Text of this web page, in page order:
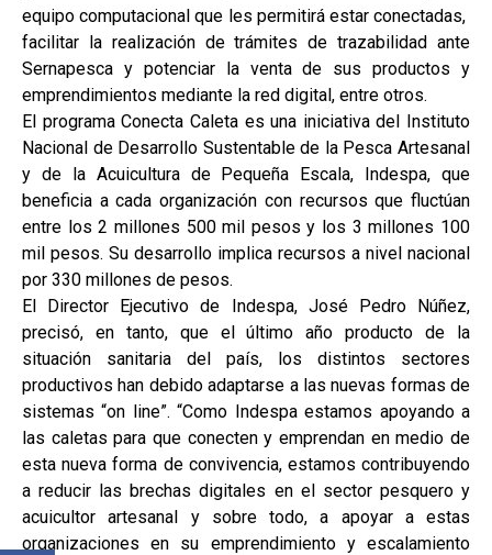
equipo computacional que les permitirá estar conectadas,
facilitar la realización de trámites de trazabilidad ante
Sernapesca y potenciar la venta de sus productos y
emprendimientos mediante la red digital, entre otros.
El programa Conecta Caleta es una iniciativa del Instituto
Nacional de Desarrollo Sustentable de la Pesca Artesanal
y de la Acuicultura de Pequeña Escala, Indespa, que
beneficia a cada organización con recursos que fluctúan
entre los 2 millones 500 mil pesos y los 3 millones 100
mil pesos. Su desarrollo implica recursos a nivel nacional
por 330 millones de pesos.
El Director Ejecutivo de Indespa, José Pedro Núñez,
precisó, en tanto, que el último año producto de la
situación sanitaria del país, los distintos sectores
productivos han debido adaptarse a las nuevas formas de
sistemas “on line”. “Como Indespa estamos apoyando a
las caletas para que conecten y emprendan en medio de
esta nueva forma de convivencia, estamos contribuyendo
a reducir las brechas digitales en el sector pesquero y
acuicultor artesanal y sobre todo, a apoyar a estas
organizaciones en su emprendimiento y escalamiento